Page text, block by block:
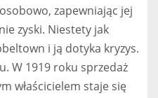
zapewniając jej
zyski. Niestety jak
i ją dotyka kryzys.
W 1919 roku sprzedaż
właścicielem staje się